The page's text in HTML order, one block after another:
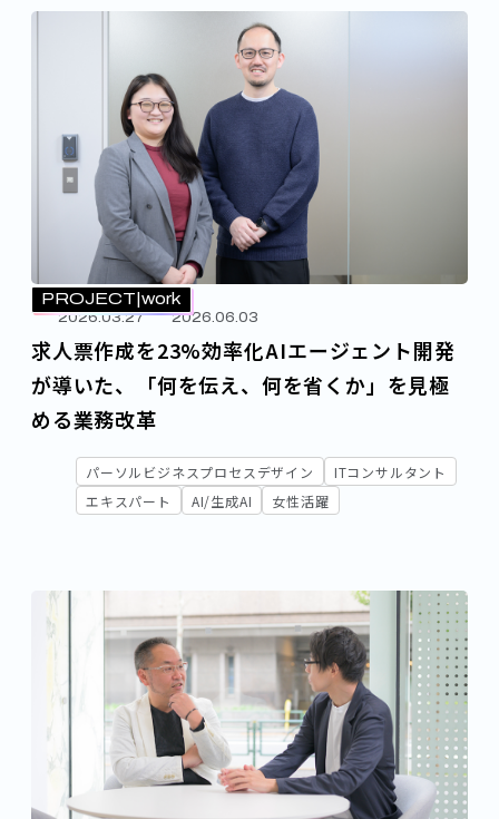
PROJECT work
2026.03.27 2026.06.03
求人票作成を23%効率化――AIエージェント開発
が導いた、「何を伝え、何を省くか」を見極
める業務改革
パーソルビジネスプロセスデザイン
ITコンサルタント
エキスパート
AI/生成AI 女性活躍